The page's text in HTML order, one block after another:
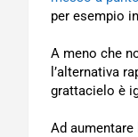
per esempio
A meno che
l’alternativa
grattacielo è
Ad aumentare